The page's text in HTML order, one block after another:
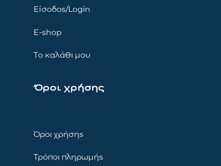
Είσοδος/Login
E-shop
Το καλάθι μου
Όροι χρήσης
Όροι χρήσης
Τρόποι πληρωμής